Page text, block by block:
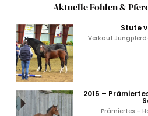
Aktuelle Fohlen &
Stute
Verkauf
2015 –
Prämiertes –